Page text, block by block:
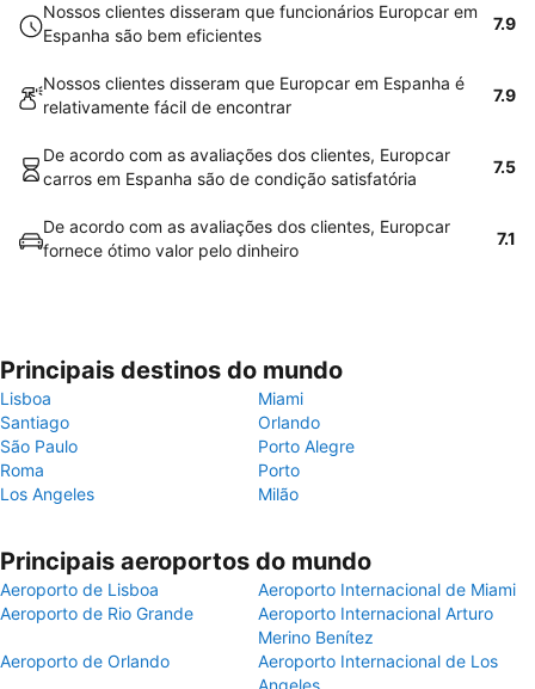
Nossos clientes disseram que funcionários Europcar em
Espanha são bem eficientes
7.9
Nossos clientes disseram que Europcar em Espanha é
relativamente fácil de encontrar
7.9
De acordo com as avaliações dos clientes, Europcar
carros em Espanha são de condição satisfatória
7.5
De acordo com as avaliações dos clientes, Europcar
fornece ótimo valor pelo dinheiro
7.1
Principais destinos do mundo
Lisboa
Miami
Santiago
Orlando
São Paulo
Porto Alegre
Roma
Porto
Los Angeles
Milão
Principais aeroportos do mundo
Aeroporto de Lisboa
Aeroporto Internacional de Miami
Aeroporto de Rio Grande
Aeroporto Internacional Arturo
Merino Benítez
Aeroporto de Orlando
Aeroporto Internacional de Los
Angeles